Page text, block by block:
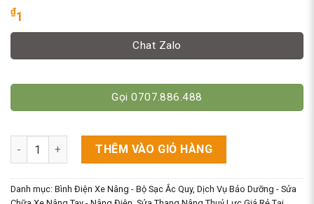
5.00
dựa trên
2
đánh giá
₫1
Chat Zalo
Gọi 0707.886.488
Phục Hồi Ắc Quy/Tái Tạo Ắc Qui - Tiết Kiệm Và Bền Vững số
THÊM VÀO GIỎ HÀNG
Danh mục: Bình Điện Xe Nâng - Bộ Sạc Ắc Quy, Dịch Vụ Bảo Dưỡng - Sửa